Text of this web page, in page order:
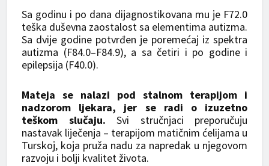
Sa godinu i po dana dijagnostikovana mu je F72.0
teška duševna zaostalost sa elementima autizma.
Sa dvije godine potvrđen je poremećaj iz spektra
autizma (F84.0–F84.9), a sa četiri i po godine i
epilepsija (F40.0).
Mateja se nalazi pod stalnom terapijom i
nadzorom ljekara, jer se radi o izuzetno
teškom slučaju. Svi stručnjaci preporučuju
nastavak liječenja – terapijom matičnim ćelijama u
Turskoj, koja pruža nadu za napredak u njegovom
razvoju i bolji kvalitet života.